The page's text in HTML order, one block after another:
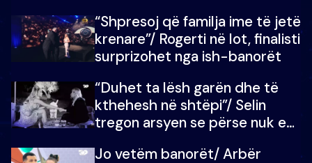
mban dot lotët: Nuk meritoj…
“Shpresoj që familja ime të jetë
krenare”/ Rogerti në lot, finalisti
surprizohet nga ish-banorët
“Duhet ta lësh garën dhe të
kthehesh në shtëpi”/ Selin
tregon arsyen se përse nuk e
çoja luftën time deri në fund
Jo vetëm banorët/ Arbër